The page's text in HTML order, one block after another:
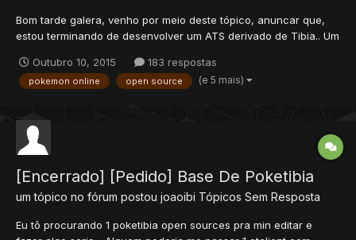
Bom tarde galera, venho por meio deste tópico, anuncar que,
estou terminando de desenvolver um ATS derivado de Tibia.. Um
sistemas no qual tem no servidor.. Irei resolvendo os Bugs, e
então, quando achar que está bom, liberarei o Download do
Outubro 10, 2015 183 respostas
pokemon online open source (e 5 mais)
[Encerrado] [Pedido] Base De Poketibia
um tópico no fórum postou joaoibi Tópicos Sem Resposta
Eu tô procurando 1 poketibia open sources pra min editar e